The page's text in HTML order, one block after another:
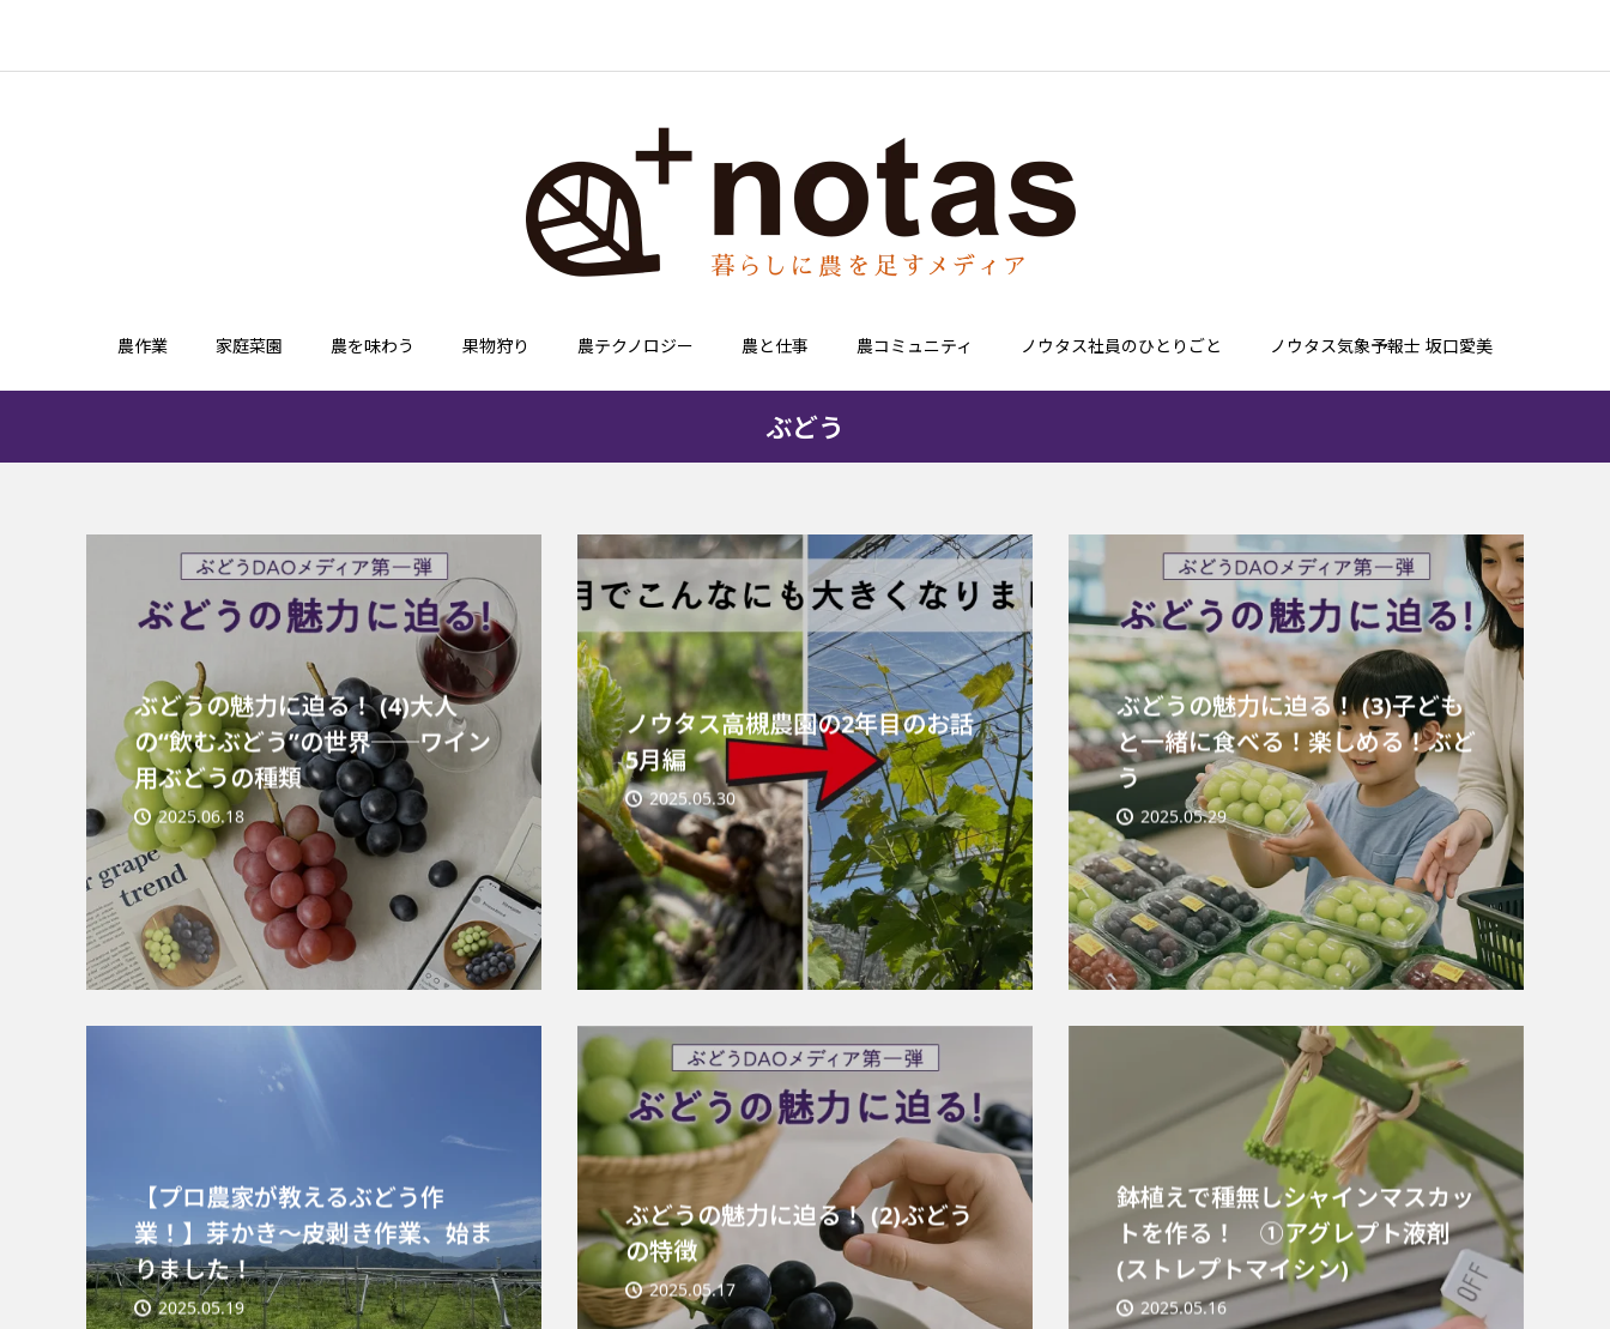
農作業 家庭菜園 農を味わう 果物狩り 農テクノロジー 農と仕事 農コミュニティ ノウタス社員のひとりごと ノウタス気象予報士 坂口愛美
ぶどう
ぶどうの魅力に迫る！ (4)大人
の“飲むぶどう”の世界──ワイン
用ぶどうの種類
2025.06.18
ノウタス高槻農園の2年目のお話
5月編
2025.05.30
ぶどうの魅力に迫る！ (3)子ども
と一緒に食べる！楽しめる！ぶど
う
2025.05.29
【プロ農家が教えるぶどう作
業！】芽かき〜皮剥き作業、始ま
りました！
2025.05.19
ぶどうの魅力に迫る！ (2)ぶどう
の特徴
2025.05.17
鉢植えで種無しシャインマスカッ
トを作る！ ①アグレプト液剤
(ストレプトマイシン)
2025.05.16